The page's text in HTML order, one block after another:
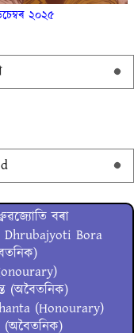
২০২৫
বৰা
Bora
(অবৈতনিক)
(Honourary)
(অবৈতনিক)